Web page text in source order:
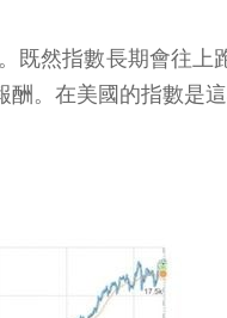
然指數長期會往
。在美國的指數是